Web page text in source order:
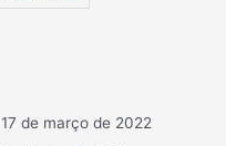
17 de março de 2022